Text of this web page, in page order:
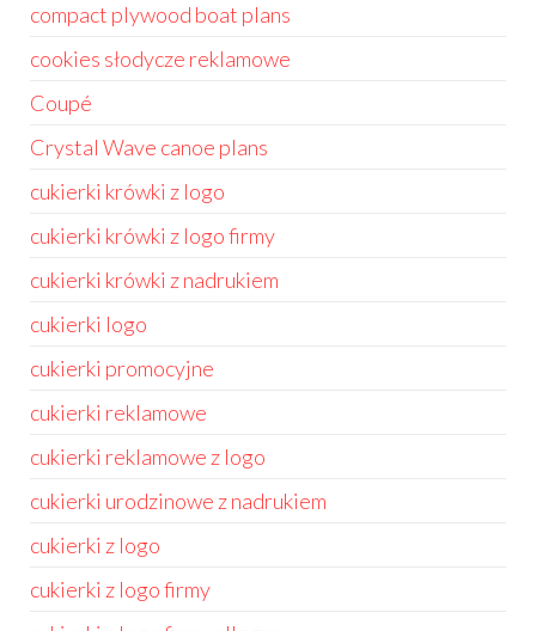
compact plywood boat plans
cookies słodycze reklamowe
Coupé
Crystal Wave canoe plans
cukierki krówki z logo
cukierki krówki z logo firmy
cukierki krówki z nadrukiem
cukierki logo
cukierki promocyjne
cukierki reklamowe
cukierki reklamowe z logo
cukierki urodzinowe z nadrukiem
cukierki z logo
cukierki z logo firmy